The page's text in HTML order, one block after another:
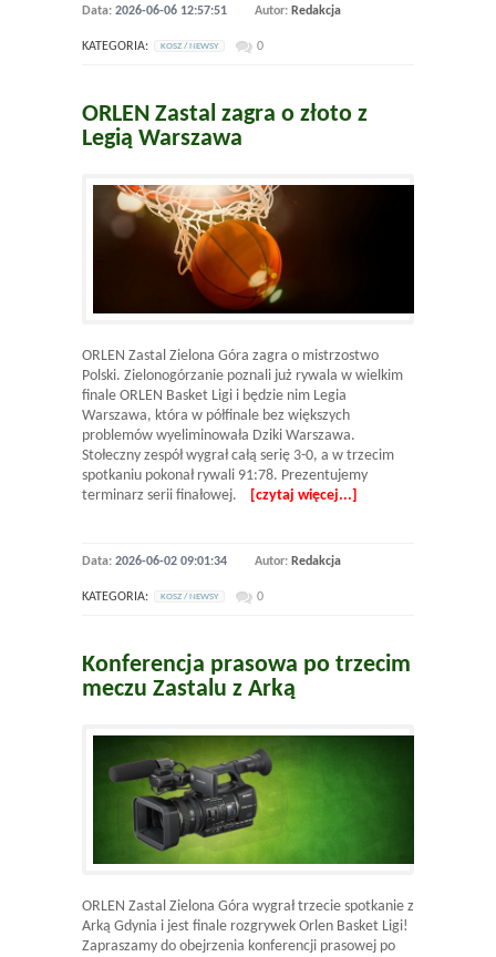
Data: 2026-06-06 12:57:51 Autor: Redakcja
KATEGORIA: KOSZ / NEWSY 0
ORLEN Zastal zagra o złoto z
Legią Warszawa
ORLEN Zastal Zielona Góra zagra o mistrzostwo
Polski. Zielonogórzanie poznali już rywala w wielkim
finale ORLEN Basket Ligi i będzie nim Legia
Warszawa, która w półfinale bez większych
problemów wyeliminowała Dziki Warszawa.
Stołeczny zespół wygrał całą serię 3-0, a w trzecim
spotkaniu pokonał rywali 91:78. Prezentujemy
terminarz serii finałowej.
[czytaj więcej...]
Data: 2026-06-02 09:01:34 Autor: Redakcja
KATEGORIA: KOSZ / NEWSY 0
Konferencja prasowa po trzecim
meczu Zastalu z Arką
ORLEN Zastal Zielona Góra wygrał trzecie spotkanie z
Arką Gdynia i jest finale rozgrywek Orlen Basket Ligi!
Zapraszamy do obejrzenia konferencji prasowej po